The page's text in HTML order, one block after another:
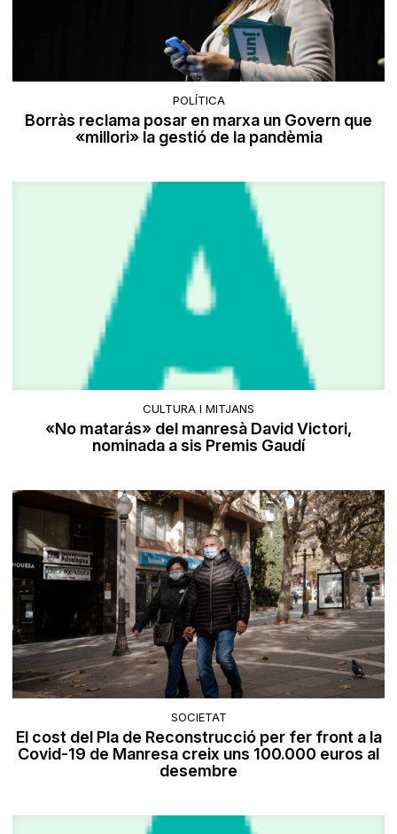
POLÍTICA
Borràs reclama posar en marxa un Govern que
«millori» la gestió de la pandèmia
CULTURA I MITJANS
«No matarás» del manresà David Victori,
nominada a sis Premis Gaudí
SOCIETAT
El cost del Pla de Reconstrucció per fer front a la
Covid-19 de Manresa creix uns 100.000 euros al
desembre